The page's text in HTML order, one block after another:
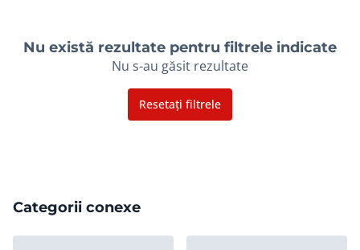
Nu există rezultate pentru filtrele indicate
Nu s-au găsit rezultate
Resetați filtrele
Categorii conexe